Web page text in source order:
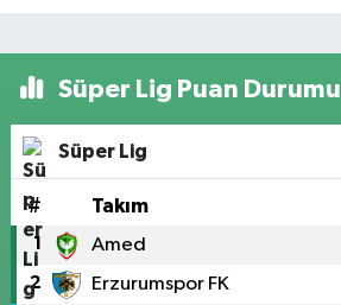
Süper Lig Puan Durumu
Süper Lig
# Takım
1 Amed
2 Erzurumspor FK